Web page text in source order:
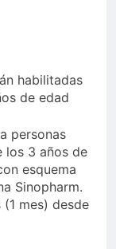
habilitadas
de edad
personas
los 3 años de
esquema
Sinopharm.
mes) desde